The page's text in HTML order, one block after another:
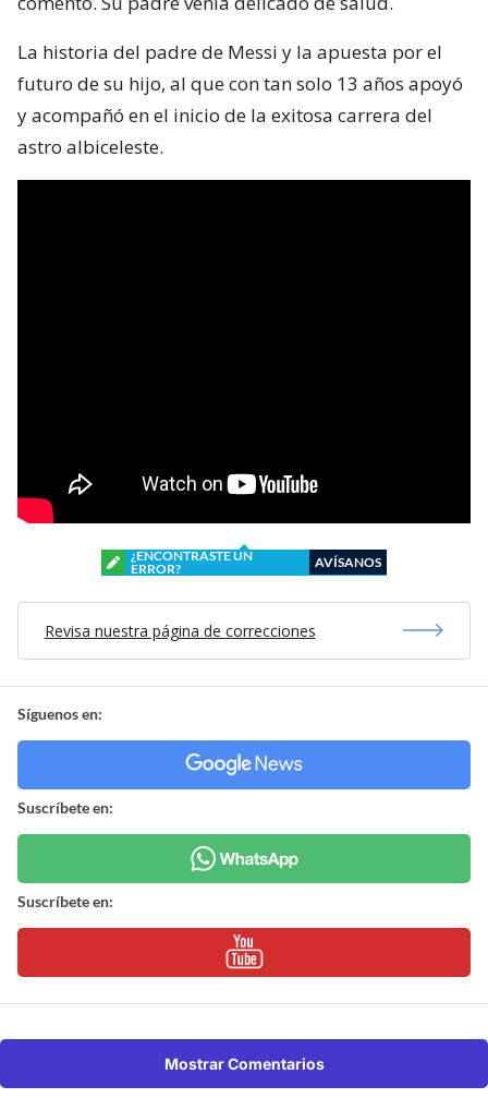
La historia del padre de Messi y la apuesta por el
futuro de su hijo, al que con tan solo 13 años apoyó
y acompañó en el inicio de la exitosa carrera del
astro albiceleste.
¿ENCONTRASTE UN
ERROR?
AVÍSANOS
Revisa nuestra página de correcciones
Síguenos en:
Suscríbete en:
Suscríbete en:
Mostrar Comentarios